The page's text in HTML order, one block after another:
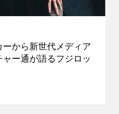
から新世代メディア
ー通が語るフジロッ